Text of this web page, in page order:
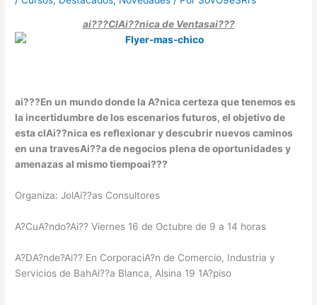
ai???ClAi??nica de Ventasai???
ai???En un mundo donde la A?nica certeza que tenemos es
la incertidumbre de los escenarios futuros, el objetivo de
esta clAi??nica es reflexionar y descubrir nuevos caminos
en una travesAi??a de negocios plena de oportunidades y
amenazas al mismo tiempoai???
Organiza: JolAi??as Consultores
A?CuA?ndo?Ai?? Viernes 16 de Octubre de 9 a 14 horas
A?DA?nde?Ai?? En CorporaciA?n de Comercio, Industria y
Servicios de BahAi??a Blanca, Alsina 19 1A?piso